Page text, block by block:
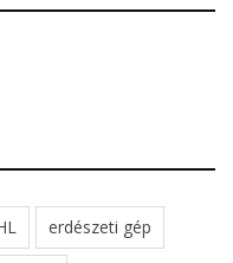
erdészeti gép